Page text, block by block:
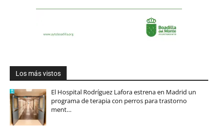
Los más vistos
El Hospital Rodríguez Lafora estrena en Madrid un
programa de terapia con perros para trastorno
ment…